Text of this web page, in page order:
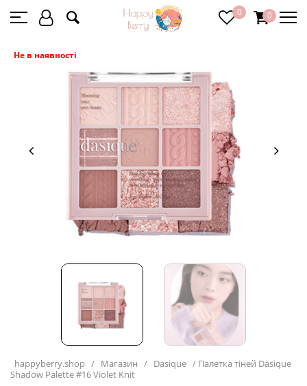
0 0
Не в наявності
happyberry.shop / Магазин / Dasique / Палетка тіней Dasique
Shadow Palette #16 Violet Knit